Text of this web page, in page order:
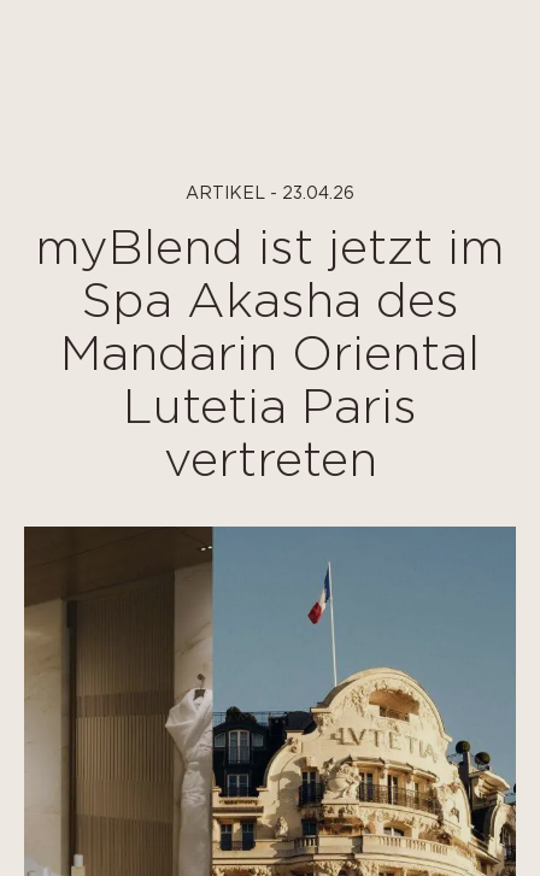
ARTIKEL - 23.04.26
myBlend ist jetzt im
Spa Akasha des
Mandarin Oriental
Lutetia Paris
vertreten